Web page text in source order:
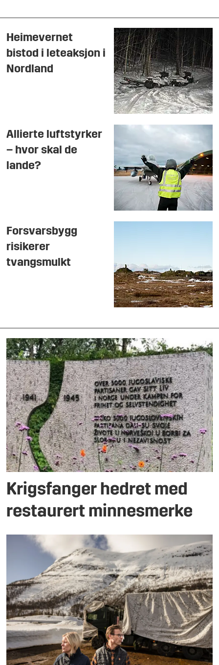
Heimevernet
bistod i leteaksjon i
Nordland
Allierte luftstyrker
– hvor skal de
lande?
Forsvarsbygg
risikerer
tvangsmulkt
Krigsfanger hedret med
restaurert minnesmerke